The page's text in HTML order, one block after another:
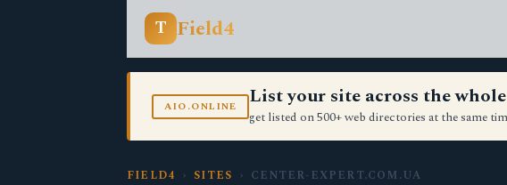
T Field4
AIO.ONLINE List your site across the
get listed on 500+ web directories at the same
FIELD4 › SITES › CENTER-EXPERT.COM.UA